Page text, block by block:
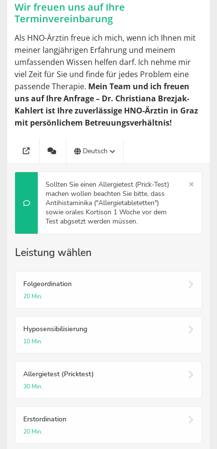
Wir freuen uns auf Ihre
Terminvereinbarung
Als HNO-Ärztin freue ich mich, wenn ich Ihnen mit
meiner langjährigen Erfahrung und meinem
umfassenden Wissen helfen darf. Ich nehme mir
viel Zeit für Sie und finde für jedes Problem eine
passende Therapie. Mein Team und ich freuen
uns auf Ihre Anfrage – Dr. Christiana Brezjak-
Kahlert ist Ihre zuverlässige HNO-Ärztin in Graz
mit persönlichem Betreuungsverhältnis!